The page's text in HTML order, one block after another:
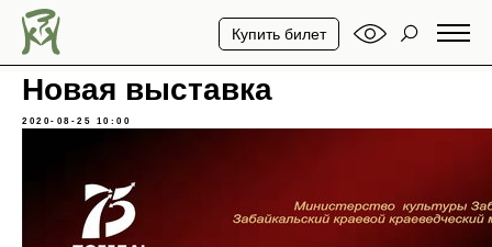
Купить билет
Новая выставка
2020-08-25 10:00